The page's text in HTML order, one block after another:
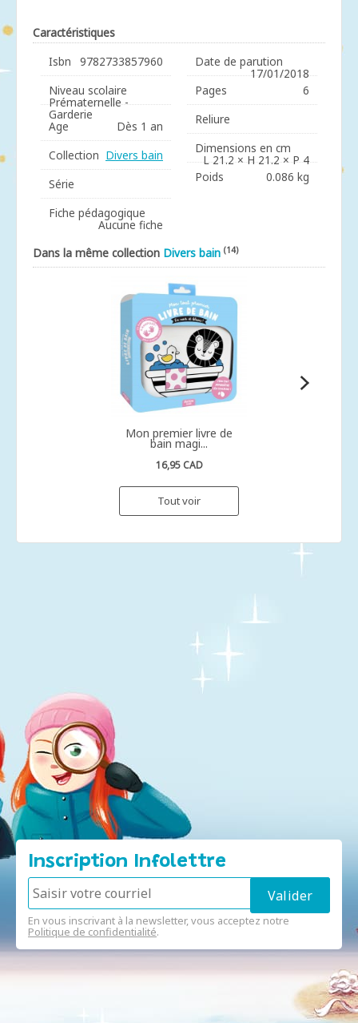
Caractéristiques
Isbn
9782733857960
Niveau scolaire
Prématernelle -
Garderie
Age
Dès 1 an
Collection Divers bain
Série
Fiche pédagogique
Aucune fiche
Date de parution
17/01/2018
Pages
6
Reliure
Dimensions en cm
L 21.2 × H 21.2 × P 4
Poids
0.086 kg
Dans la même collection Divers bain (14)
Mon premier livre de
bain magi...
16,95 CAD
Tout voir
Inscription Infolettre
En vous inscrivant à la newsletter, vous acceptez notre
Politique de confidentialité.